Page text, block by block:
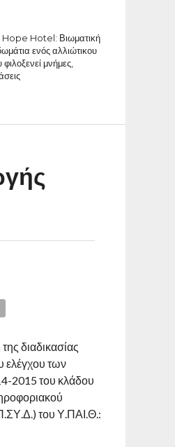
Hope Hotel: Βιωματική
ενός αλλιώτικου
μνήμες,
διαδικασίας
ελέγχου των
2015 του κλάδου
του Υ.ΠΑΙ.Θ.: